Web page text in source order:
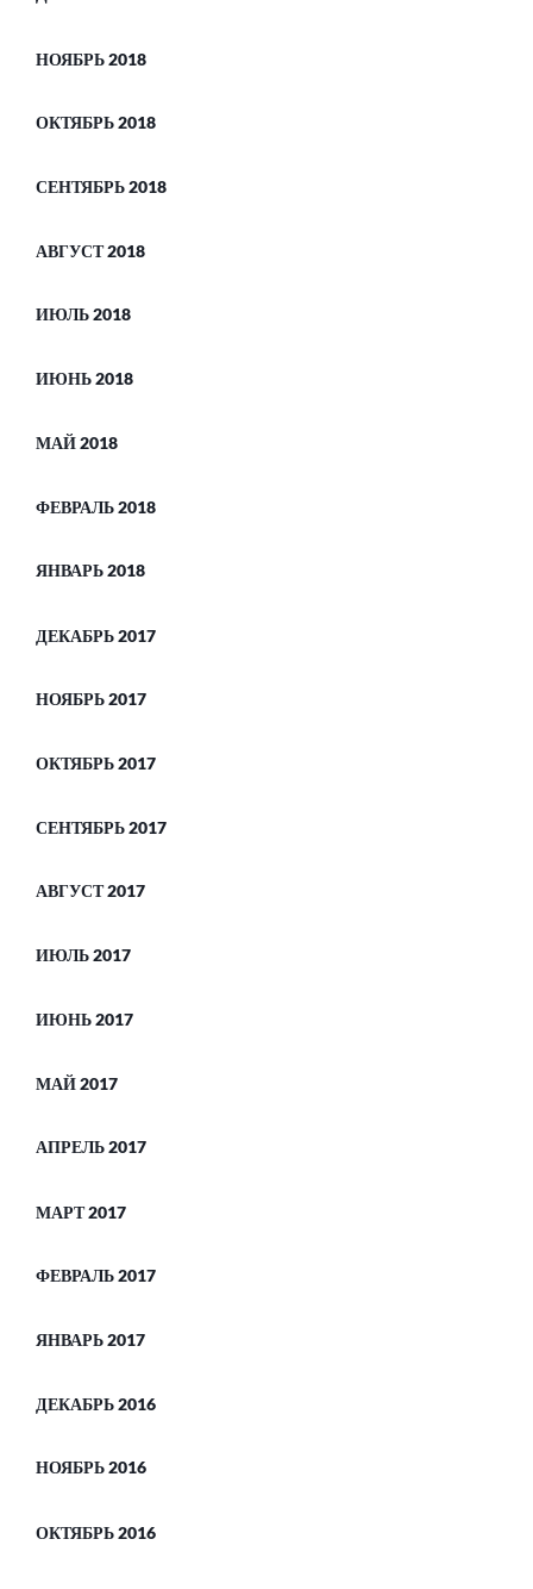
НОЯБРЬ 2018
ОКТЯБРЬ 2018
СЕНТЯБРЬ 2018
АВГУСТ 2018
ИЮЛЬ 2018
ИЮНЬ 2018
МАЙ 2018
ФЕВРАЛЬ 2018
ЯНВАРЬ 2018
ДЕКАБРЬ 2017
НОЯБРЬ 2017
ОКТЯБРЬ 2017
СЕНТЯБРЬ 2017
АВГУСТ 2017
ИЮЛЬ 2017
ИЮНЬ 2017
МАЙ 2017
АПРЕЛЬ 2017
МАРТ 2017
ФЕВРАЛЬ 2017
ЯНВАРЬ 2017
ДЕКАБРЬ 2016
НОЯБРЬ 2016
ОКТЯБРЬ 2016